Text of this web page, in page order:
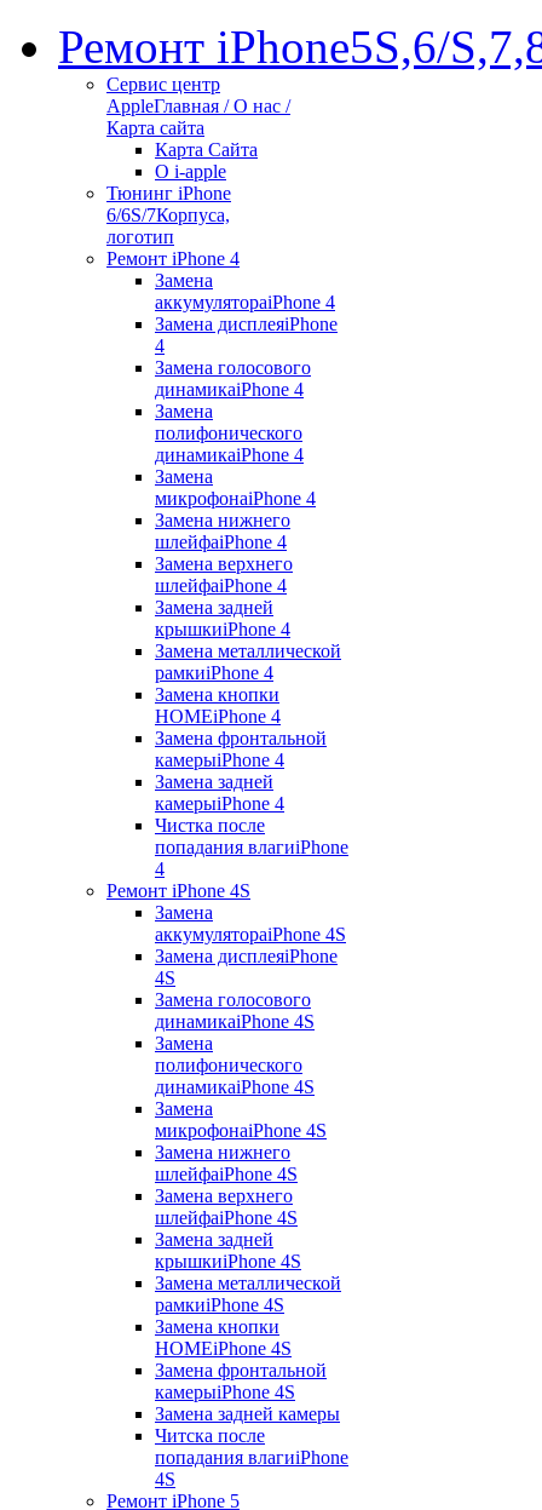
Ремонт iPhone5S,6/
Сервис центр
AppleГлавная / О нас /
Карта сайта
Карта Сайта
О i-apple
Тюнинг iPhone
6/6S/7Корпуса,
логотип
Ремонт iPhone 4
Замена
аккумулятораiPhone 4
Замена дисплеяiPhone
4
Замена голосового
динамикаiPhone 4
Замена
полифонического
динамикаiPhone 4
Замена
микрофонаiPhone 4
Замена нижнего
шлейфаiPhone 4
Замена верхнего
шлейфаiPhone 4
Замена задней
крышкиiPhone 4
Замена металлической
рамкиiPhone 4
Замена кнопки
HOMEiPhone 4
Замена фронтальной
камерыiPhone 4
Замена задней
камерыiPhone 4
Чистка после
попадания влагиiPhone
4
Ремонт iPhone 4S
Замена
аккумулятораiPhone 4S
Замена дисплеяiPhone
4S
Замена голосового
динамикаiPhone 4S
Замена
полифонического
динамикаiPhone 4S
Замена
микрофонаiPhone 4S
Замена нижнего
шлейфаiPhone 4S
Замена верхнего
шлейфаiPhone 4S
Замена задней
крышкиiPhone 4S
Замена металлической
рамкиiPhone 4S
Замена кнопки
HOMEiPhone 4S
Замена фронтальной
камерыiPhone 4S
Замена задней камеры
Читска после
попадания влагиiPhone
4S
Ремонт iPhone 5